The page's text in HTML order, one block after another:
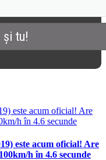
este acum oficial! Are
h în 4.6 secunde